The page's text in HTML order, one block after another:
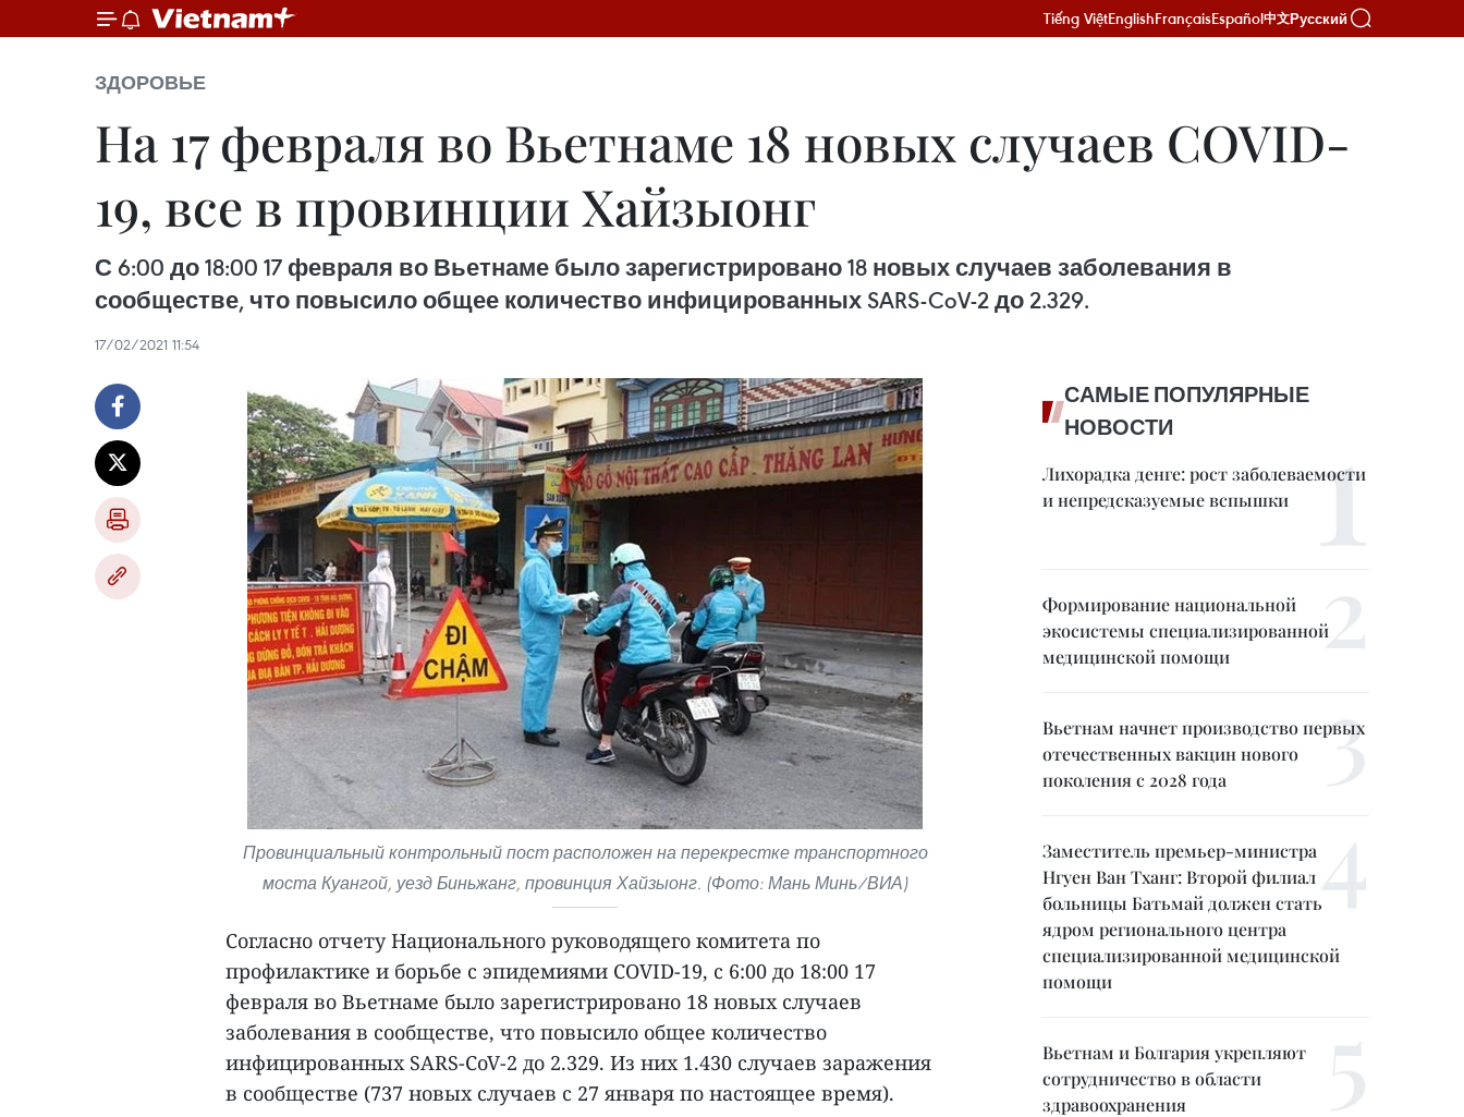
Tiếng ViệtEnglishFrançaisEspañol中文Русский
ЗДОРОВЬЕ
На 17 февраля во Вьетнаме 18 новых случаев COVID-
19, все в провинции Хайзыонг
С 6:00 до 18:00 17 февраля во Вьетнаме было зарегистрировано 18 новых случаев заболевания в
сообществе, что повысило общее количество инфицированных SARS-CoV-2 до 2.329.
17/02/2021 11:54
Провинциальный контрольный пост расположен на перекрестке транспортного
моста Куангой, уезд Биньжанг, провинция Хайзыонг. (Фото: Мань Минь/ВИА)
Согласно отчету Национального руководящего комитета по
профилактике и борьбе с эпидемиями COVID-19, с 6:00 до 18:00 17
февраля во Вьетнаме было зарегистрировано 18 новых случаев
заболевания в сообществе, что повысило общее количество
инфицированных SARS-CoV-2 до 2.329. Из них 1.430 случаев заражения
в сообществе (737 новых случаев с 27 января по настоящее время).
САМЫЕ ПОПУЛЯРНЫЕ
НОВОСТИ
Лихорадка денге: рост заболеваемости
и непредсказуемые вспышки
Формирование национальной
экосистемы специализированной
медицинской помощи
Вьетнам начнет производство первых
отечественных вакцин нового
поколения с 2028 года
Заместитель премьер-министра
Нгуен Ван Тханг: Второй филиал
больницы Батьмай должен стать
ядром регионального центра
специализированной медицинской
помощи
Вьетнам и Болгария укрепляют
сотрудничество в области
здравоохранения